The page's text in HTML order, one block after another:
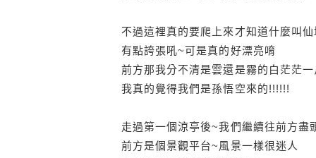
不過這裡真的要爬上來才知道什麼叫仙
有點誇張吼~可是真的好漂亮唷
前方那我分不清是雲還是霧的白茫茫
我真的覺得我們是孫悟空來的!!!!!!
走過第一個涼亭後~我們繼續往前方盡
前方是個景觀平台~風景一樣很迷人